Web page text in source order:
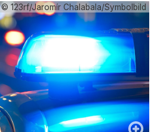
© 123rf/Jaromír Chalabala/Symbolbild